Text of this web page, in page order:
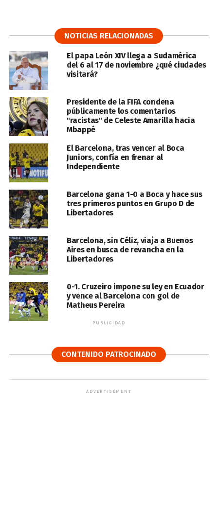
NOTICIAS RELACIONADAS
El papa León XIV llega a Sudamérica
del 6 al 17 de noviembre ¿qué ciudades
visitará?
Presidente de la FIFA condena
públicamente los comentarios
"racistas" de Celeste Amarilla hacia
Mbappé
El Barcelona, tras vencer al Boca
Juniors, confía en frenar al
Independiente
Barcelona gana 1-0 a Boca y hace sus
tres primeros puntos en Grupo D de
Libertadores
Barcelona, sin Céliz, viaja a Buenos
Aires en busca de revancha en la
Libertadores
0-1. Cruzeiro impone su ley en Ecuador
y vence al Barcelona con gol de
Matheus Pereira
PUBLICIDAD
CONTENIDO PATROCINADO
ADVERTISEMENT